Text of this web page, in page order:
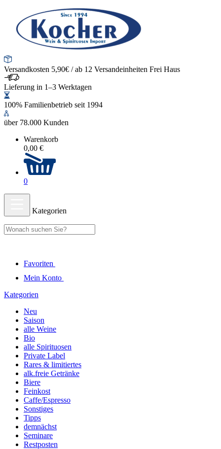
Versandkosten 5,90€ / ab 12 Versandeinheiten Frei Haus
Lieferung in 1–3 Werktagen
100% Familienbetrieb seit 1994
über 78.000 Kunden
Warenkorb
0,00 €
0
Kategorien
Favoriten
Mein Konto
Kategorien
Neu
Saison
alle Weine
Bio
alle Spirituosen
Private Label
Rares & limitiertes
alk.freie Getränke
Biere
Feinkost
Caffe/Espresso
Sonstiges
Tipps
demnächst
Seminare
Restposten